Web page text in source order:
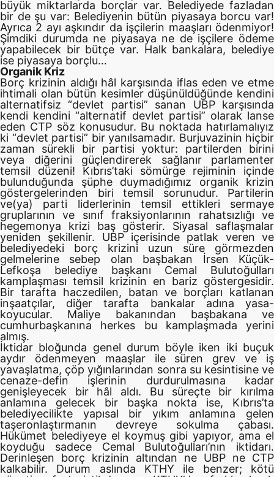
büyük miktarlarda borçlar var. Belediyede fazladan
bir de şu var: Belediyenin bütün piyasaya borcu var!
Ayrıca 2 ayı aşkındır da işçilerin maaşları ödenmiyor!
Şimdiki durumda ne piyasaya ne de işçilere ödeme
yapabilecek bir bütçe var. Halk bankalara, belediye
ise piyasaya borçlu…
Organik Kriz
Borç krizinin aldığı hâl karşısında iflas eden ve etme
ihtimali olan bütün kesimler düşünüldüğünde kendini
alternatifsiz “devlet partisi” sanan UBP karşısında
kendi kendini “alternatif devlet partisi” olarak lanse
eden CTP söz konusudur. Bu noktada hatırlamalıyız
ki “devlet partisi” bir yanılsamadır. Burjuvazinin hiçbir
zaman sürekli bir partisi yoktur: partilerden birini
veya diğerini güçlendirerek sağlanır parlamenter
temsil düzeni! Kıbrıs’taki sömürge rejiminin içinde
bulunduğunda şüphe duymadığımız organik krizin
göstergelerinden biri temsil sorunudur. Partilerin
ve(ya) parti liderlerinin temsil ettikleri sermaye
gruplarının ve sınıf fraksiyonlarının rahatsızlığı ve
hegemonya krizi baş gösterir. Siyasal saflaşmalar
yeniden şekillenir. UBP içerisinde patlak veren ve
belediyedeki borç krizini uzun süre görmezden
gelmelerine sebep olan başbakan İrsen Küçük-
Lefkoşa belediye başkanı Cemal Bulutoğulları
kamplaşması temsil krizinin en bariz göstergesidir.
Bir tarafta haczedilen, batan ve borçları katlanan
inşaatçılar, diğer tarafta bankalar adına yasa-
koyucular. Maliye bakanından başbakana ve
cumhurbaşkanına herkes bu kamplaşmada yerini
almış.
İktidar bloğunda genel durum böyle iken iki buçuk
aydır ödenmeyen maaşlar ile süren grev ve iş
yavaşlatma, çöp yığınlarından sonra su kesintisine ve
cenaze-defin işlerinin durdurulmasına kadar
genişleyecek bir hâl aldı. Bu süreçte bir kırılma
anlamına gelecek bir başka nokta ise, Kıbrıs’ta
belediyecilikte yapısal bir yıkım anlamına gelen
taşeronlaştırmanın devreye sokulma çabası.
Hükümet belediyeye el koymuş gibi yapıyor, ama el
koyduğu sadece Cemal Bulutoğulları’nın iktidarı.
Derinleşen borç krizinin altından ne UBP ne CTP
kalkabilir. Durum aslında KTHY ile benzer; kötü